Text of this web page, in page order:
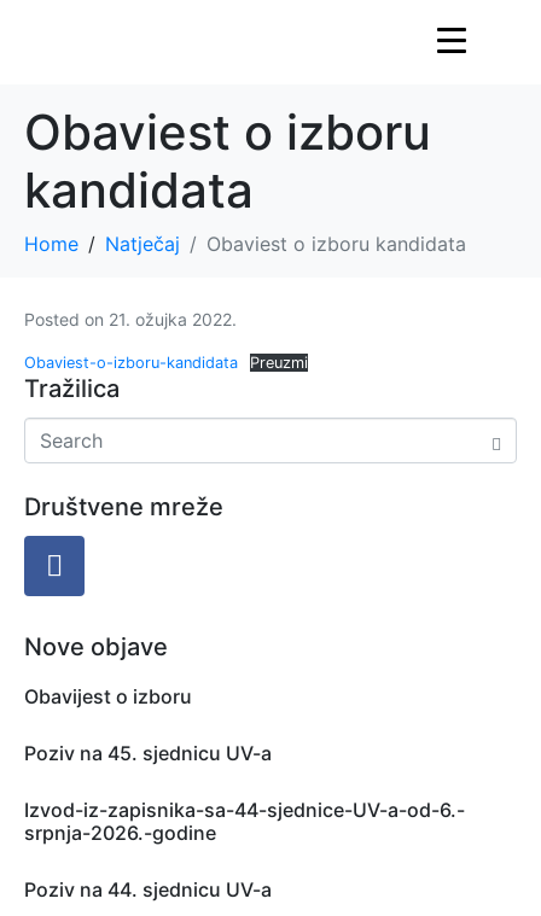
Obaviest o izboru
kandidata
Home Natječaj Obaviest o izboru kandidata
Posted on 21. ožujka 2022.
Obaviest-o-izboru-kandidata Preuzmi
Tražilica
Društvene mreže
Nove objave
Obavijest o izboru
Poziv na 45. sjednicu UV-a
Izvod-iz-zapisnika-sa-44-sjednice-UV-a-od-6.-
srpnja-2026.-godine
Poziv na 44. sjednicu UV-a